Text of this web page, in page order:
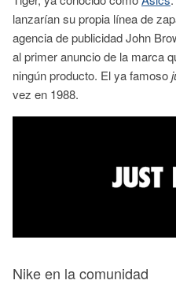
lanzarían su propia línea de
agencia de publicidad John
al primer anuncio de la marca
ningún producto. El ya famoso
vez en 1988.
Nike en la comunidad